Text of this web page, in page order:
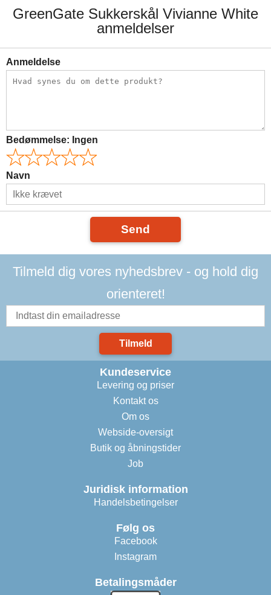
GreenGate Sukkerskål Vivianne White
anmeldelser
Anmeldelse
Bedømmelse: Ingen
Navn
Send
Tilmeld dig vores nyhedsbrev - og hold dig
orienteret!
Tilmeld
Kundeservice
Levering og priser
Kontakt os
Om os
Webside-oversigt
Butik og åbningstider
Job
Juridisk information
Handelsbetingelser
Følg os
Facebook
Instagram
Betalingsmåder